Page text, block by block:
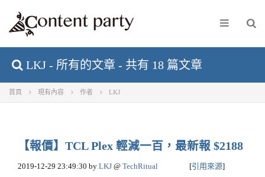
LKJ - 所有的文章 - 共有 18 篇文章
首頁 現有內容 作者 LKJ
【報價】TCL Plex 輕減一百，最新報 $2188
2019-12-29 23:49:30 by LKJ @ TechRitual [引用來源]